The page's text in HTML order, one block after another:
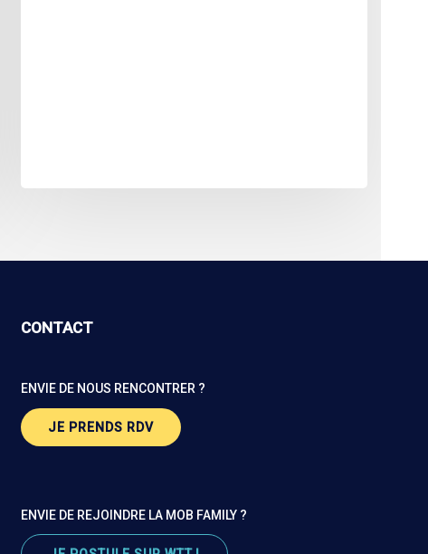
CONTACT
ENVIE DE NOUS RENCONTRER ?
JE PRENDS RDV
ENVIE DE REJOINDRE LA MOB FAMILY ?